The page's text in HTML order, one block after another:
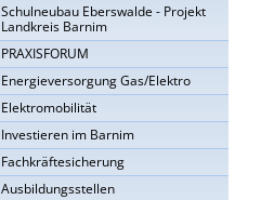
Schulneubau Eberswalde - Projekt
Landkreis Barnim
PRAXISFORUM
Energieversorgung Gas/Elektro
Elektromobilität
Investieren im Barnim
Fachkräftesicherung
Ausbildungsstellen